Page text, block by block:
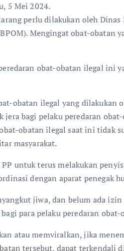
5 Mei 2024.
perlu dilakukan oleh Dinas
Mengingat obat-obatan
obat-obatan ilegal ini
obatan ilegal yang dilakukan
jera bagi pelaku peredaran
obatan ilegal saat ini tidak
masyarakat.
untuk terus melakukan
dengan aparat penegak
jiwa, dan belum ada
bagi para pelaku peredaran
atau memviralkan, jika
tersebut, dapat terkendali